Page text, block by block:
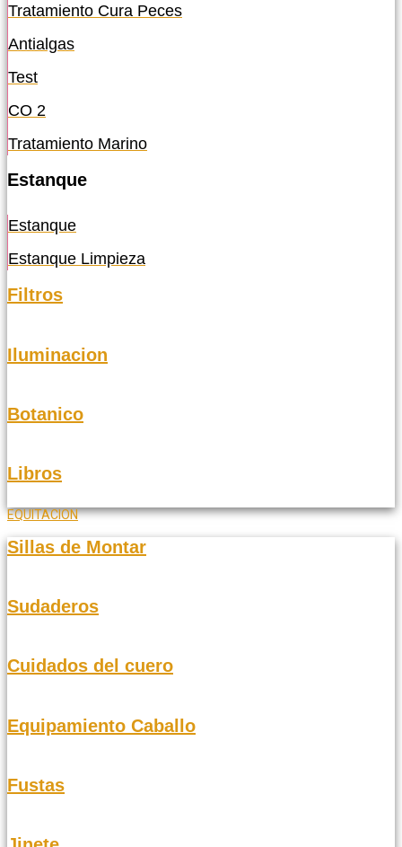
Tratamiento Cura Peces
Antialgas
Test
CO 2
Tratamiento Marino
Estanque
Estanque
Estanque Limpieza
Filtros
Iluminacion
Botanico
Libros
EQUITACION
Sillas de Montar
Sudaderos
Cuidados del cuero
Equipamiento Caballo
Fustas